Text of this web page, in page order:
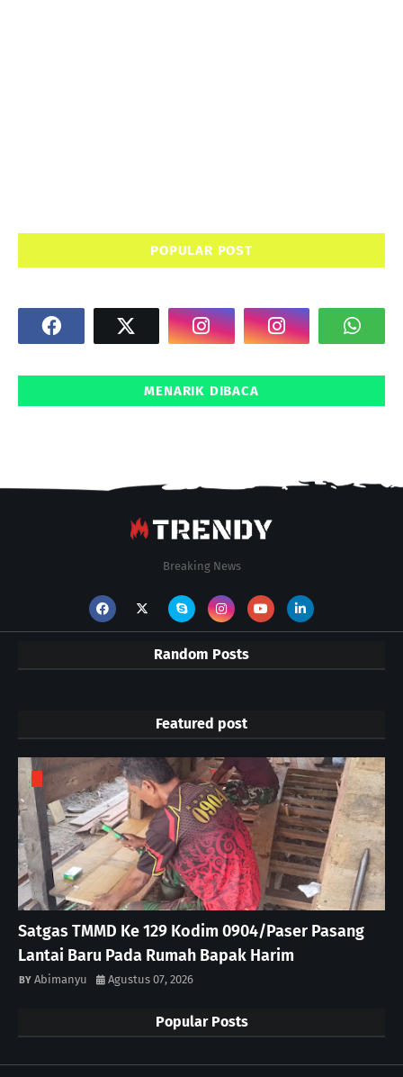
POPULAR POST
MENARIK DIBACA
Breaking News
Random Posts
Featured post
Satgas TMMD Ke 129 Kodim 0904/Paser Pasang
Lantai Baru Pada Rumah Bapak Harim
Abimanyu Agustus 07, 2026
Popular Posts